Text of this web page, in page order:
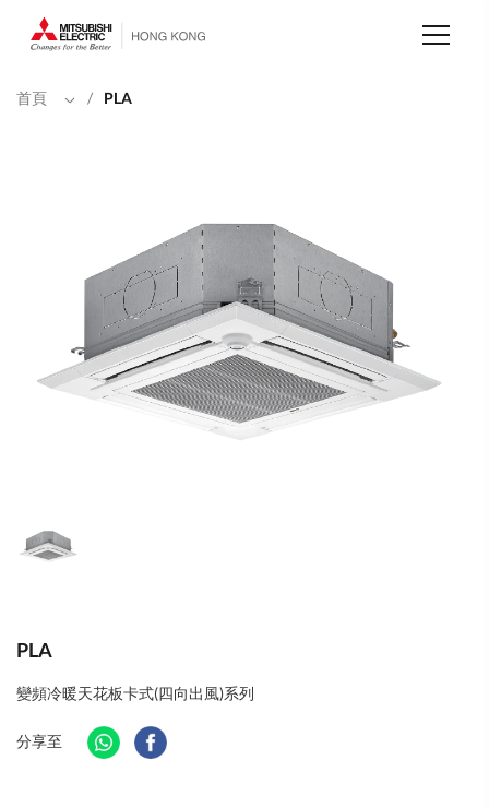
首頁 / PLA
PLA
變頻冷暖天花板卡式(四向出風)系列
分享至